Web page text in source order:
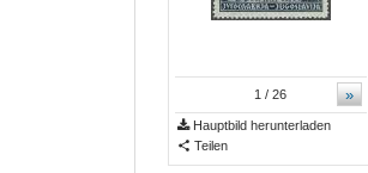
»
1 / 26
Hauptbild herunterladen
Teilen